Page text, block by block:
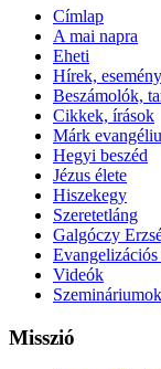
Címlap
A mai napra
Eheti
Hírek,
Beszámolók,
Cikkek, írások
Márk
Hegyi beszéd
Jézus élete
Hiszekegy
Szeretetláng
Galgóczy
Videók
Szemináriumok
Misszió